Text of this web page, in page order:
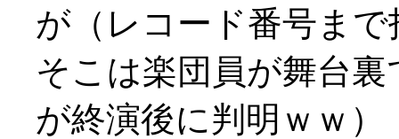
が（レコード番号ま
そこは楽団員が舞台
が終演後に判明ｗｗ）